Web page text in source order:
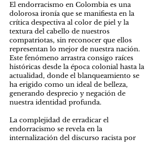
El endorracismo en Colombia es una
dolorosa ironía que se manifiesta en la
crítica despectiva al color de piel y la
textura del cabello de nuestros
compatriotas, sin reconocer que ellos
representan lo mejor de nuestra nación.
Este fenómeno arrastra consigo raíces
históricas desde la época colonial hasta la
actualidad, donde el blanqueamiento se
ha erigido como un ideal de belleza,
generando desprecio y negación de
nuestra identidad profunda.
La complejidad de erradicar el
endorracismo se revela en la
internalización del discurso racista por